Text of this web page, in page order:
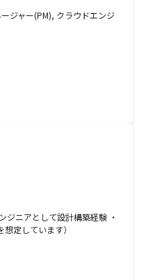
ジャー(PM), クラウドエンジ
ジニアとして設計構築経験 ・
定しています）